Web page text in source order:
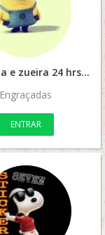
Figurinha e zueira 24 hrs
Engraçadas
ENTRAR